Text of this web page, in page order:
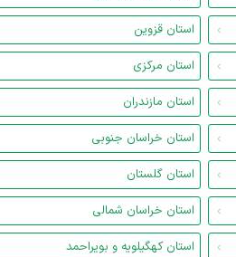
استان قزوین
استان مرکزی
استان مازندران
استان خراسان جنوبی
استان گلستان
استان خراسان شمالی
استان کهگیلویه و بویراحمد